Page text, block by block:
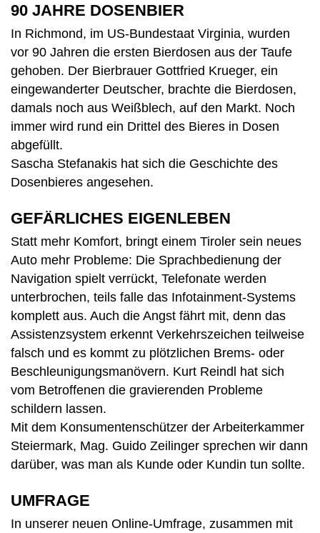
90 JAHRE DOSENBIER
In Richmond, im US-Bundestaat Virginia, wurden
vor 90 Jahren die ersten Bierdosen aus der Taufe
gehoben. Der Bierbrauer Gottfried Krueger, ein
eingewanderter Deutscher, brachte die Bierdosen,
damals noch aus Weißblech, auf den Markt. Noch
immer wird rund ein Drittel des Bieres in Dosen
abgefüllt.
Sascha Stefanakis hat sich die Geschichte des
Dosenbieres angesehen.
GEFÄRLICHES EIGENLEBEN
Statt mehr Komfort, bringt einem Tiroler sein neues
Auto mehr Probleme: Die Sprachbedienung der
Navigation spielt verrückt, Telefonate werden
unterbrochen, teils falle das Infotainment-Systems
komplett aus. Auch die Angst fährt mit, denn das
Assistenzsystem erkennt Verkehrszeichen teilweise
falsch und es kommt zu plötzlichen Brems- oder
Beschleunigungsmanövern. Kurt Reindl hat sich
vom Betroffenen die gravierenden Probleme
schildern lassen.
Mit dem Konsumentenschützer der Arbeiterkammer
Steiermark, Mag. Guido Zeilinger sprechen wir dann
darüber, was man als Kunde oder Kundin tun sollte.
UMFRAGE
In unserer neuen Online-Umfrage, zusammen mit